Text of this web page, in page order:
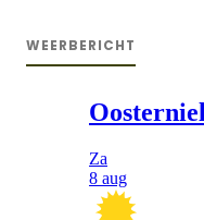
WEERBERICHT